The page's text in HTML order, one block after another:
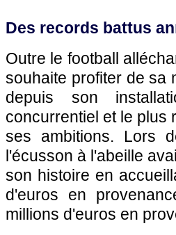
Des records battus
Outre le football
souhaite profiter de sa
depuis son
concurrentiel et le plus
ses ambitions. Lors
l'écusson à l'abeille
son histoire en
d'euros en
millions d'euros en